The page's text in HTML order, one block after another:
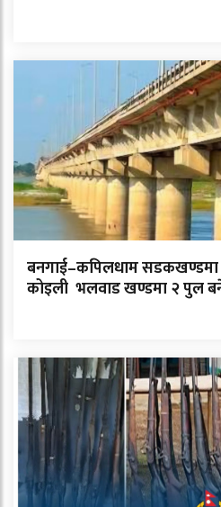
बनगाई–कपिलधाम सडकखण्डमा
कोइली भलवाड खण्डमा २ पुल